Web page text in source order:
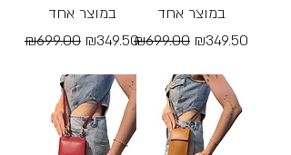
במוצר אחד
Regular Price
₪699.00 Sale Price
₪349.50
במוצר אחד
Regular Price
₪699.00 Sale Price
₪349.50